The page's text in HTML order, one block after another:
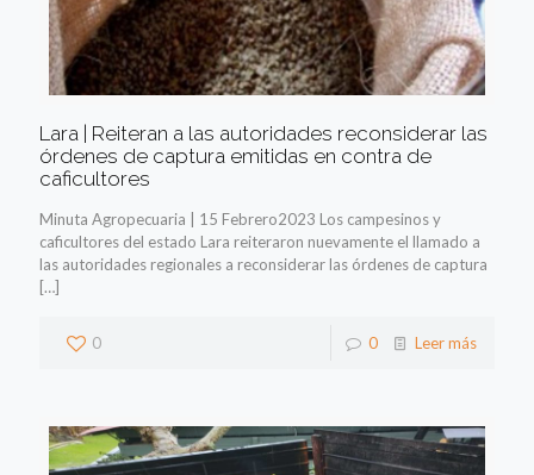
Lara | Reiteran a las autoridades reconsiderar las
órdenes de captura emitidas en contra de
caficultores
Minuta Agropecuaria | 15 Febrero2023 Los campesinos y
caficultores del estado Lara reiteraron nuevamente el llamado a
las autoridades regionales a reconsiderar las órdenes de captura
[…]
0 0 Leer más